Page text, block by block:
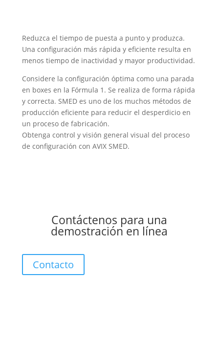
Reduzca el tiempo de puesta a punto y produzca.
Una configuración más rápida y eficiente resulta en
menos tiempo de inactividad y mayor productividad.
Considere la configuración óptima como una parada
en boxes en la Fórmula 1. Se realiza de forma rápida
y correcta. SMED es uno de los muchos métodos de
producción eficiente para reducir el desperdicio en
un proceso de fabricación.
Obtenga control y visión general visual del proceso
de configuración con AVIX SMED.
Contáctenos para una
demostración en línea
Contacto